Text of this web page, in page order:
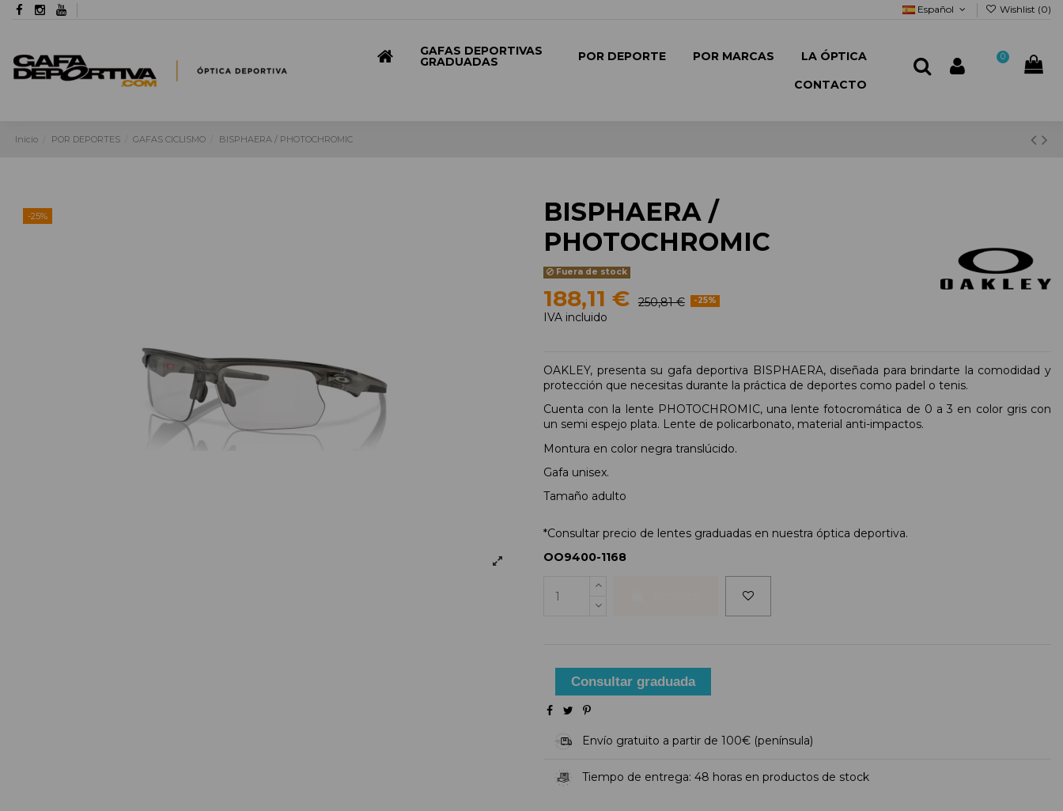
Español Wishlist (0)
GAFAS DEPORTIVAS
GRADUADAS POR DEPORTE POR MARCAS
LA ÓPTICA
CONTACTO
0
Inicio POR DEPORTES GAFAS CICLISMO BISPHAERA / PHOTOCHROMIC
-25%
BISPHAERA /
PHOTOCHROMIC
Fuera de stock
188,11 € 250,81 € -25%
IVA incluido
OAKLEY, presenta su gafa deportiva BISPHAERA, diseñada para brindarte la comodidad y
protección que necesitas durante la práctica de deportes como padel o tenis.
Cuenta con la lente PHOTOCHROMIC, una lente fotocromática de 0 a 3 en color gris con
un semi espejo plata. Lente de policarbonato, material anti-impactos.
Montura en color negra translúcido.
Gafa unisex.
Tamaño adulto
*Consultar precio de lentes graduadas en nuestra óptica deportiva.
OO9400-1168
Consultar graduada
Envío gratuito a partir de 100€ (península)
Tiempo de entrega: 48 horas en productos de stock